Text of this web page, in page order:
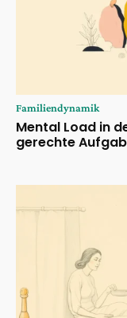
Familiendynamik
Mental Load in
gerechte